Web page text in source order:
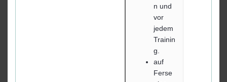
n und
vor
jedem
Trainin
g.
auf
Ferse